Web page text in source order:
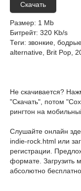
Скачать
Размер: 1 Mb
Битрейт: 320 Kb/s
Теги: звонкие,
alternative, Brit Pop,
Не скачивается?
"Скачать", потом
рингтон на
Слушайте онлайн
indie-rock.html или
регистрации.
формате. Загрузить
абсолютно бесплатно.